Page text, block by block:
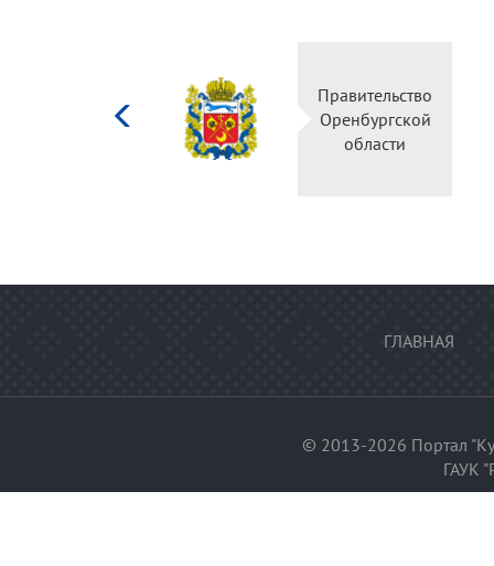
Правительство
Оренбургской
области
ГЛАВНАЯ
© 2013-2026 Портал
ГАУК